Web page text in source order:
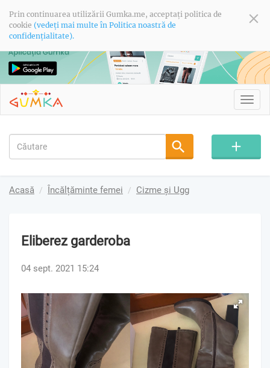
Prin continuarea utilizării Gumka.me, acceptați politica de
cookie (vedeți mai multe în Politica noastră de
confidențialitate).
Acasă Încălțăminte femei Cizme și Ugg
Eliberez garderoba
04 sept. 2021 15:24